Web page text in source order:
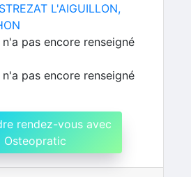
L'AIGUILLON,
pas encore renseigné
pas encore renseigné
rendez-vous avec
Osteopratic